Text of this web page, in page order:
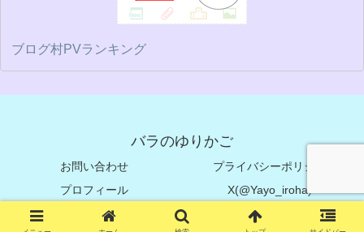
ブログ村PVランキング
バラのゆりかご
お問い合わせ
プライバシーポリシー
プロフィール
X(@Yayo_iroha)
© 2024 バラのゆりかご.